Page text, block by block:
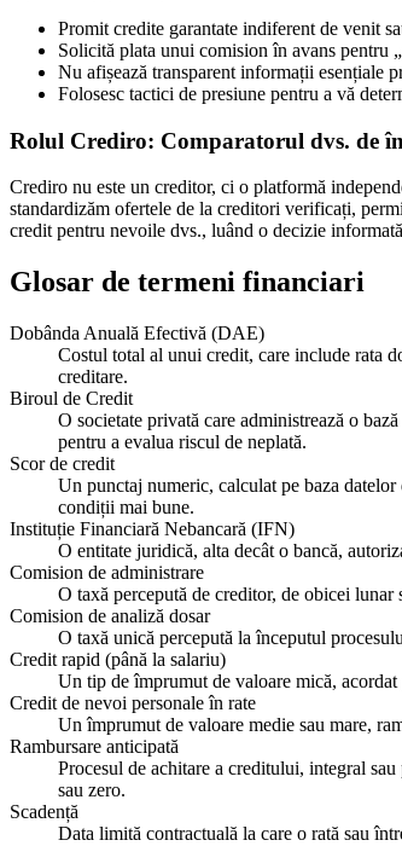
Promit credite garantate indiferent de venit
Solicită plata unui comision în avans pentru
Nu afișează transparent informații esențiale
Folosesc tactici de presiune pentru a vă
Rolul Crediro: Comparatorul dvs. de
Crediro nu este un creditor, ci o platformă
standardizăm ofertele de la creditori verificați,
credit pentru nevoile dvs., luând o decizie
Glosar de termeni financiari
Dobânda Anuală Efectivă (DAE)
Costul total al unui credit, care include rata
creditare.
Biroul de Credit
O societate privată care administrează o
pentru a evalua riscul de neplată.
Scor de credit
Un punctaj numeric, calculat pe baza
condiții mai bune.
Instituție Financiară Nebancară (IFN)
O entitate juridică, alta decât o bancă,
Comision de administrare
O taxă percepută de creditor, de obicei
Comision de analiză dosar
O taxă unică percepută la începutul
Credit rapid (până la salariu)
Un tip de împrumut de valoare mică,
Credit de nevoi personale în rate
Un împrumut de valoare medie sau mare,
Rambursare anticipată
Procesul de achitare a creditului, integral
sau zero.
Scadență
Data limită contractuală la care o rată sau